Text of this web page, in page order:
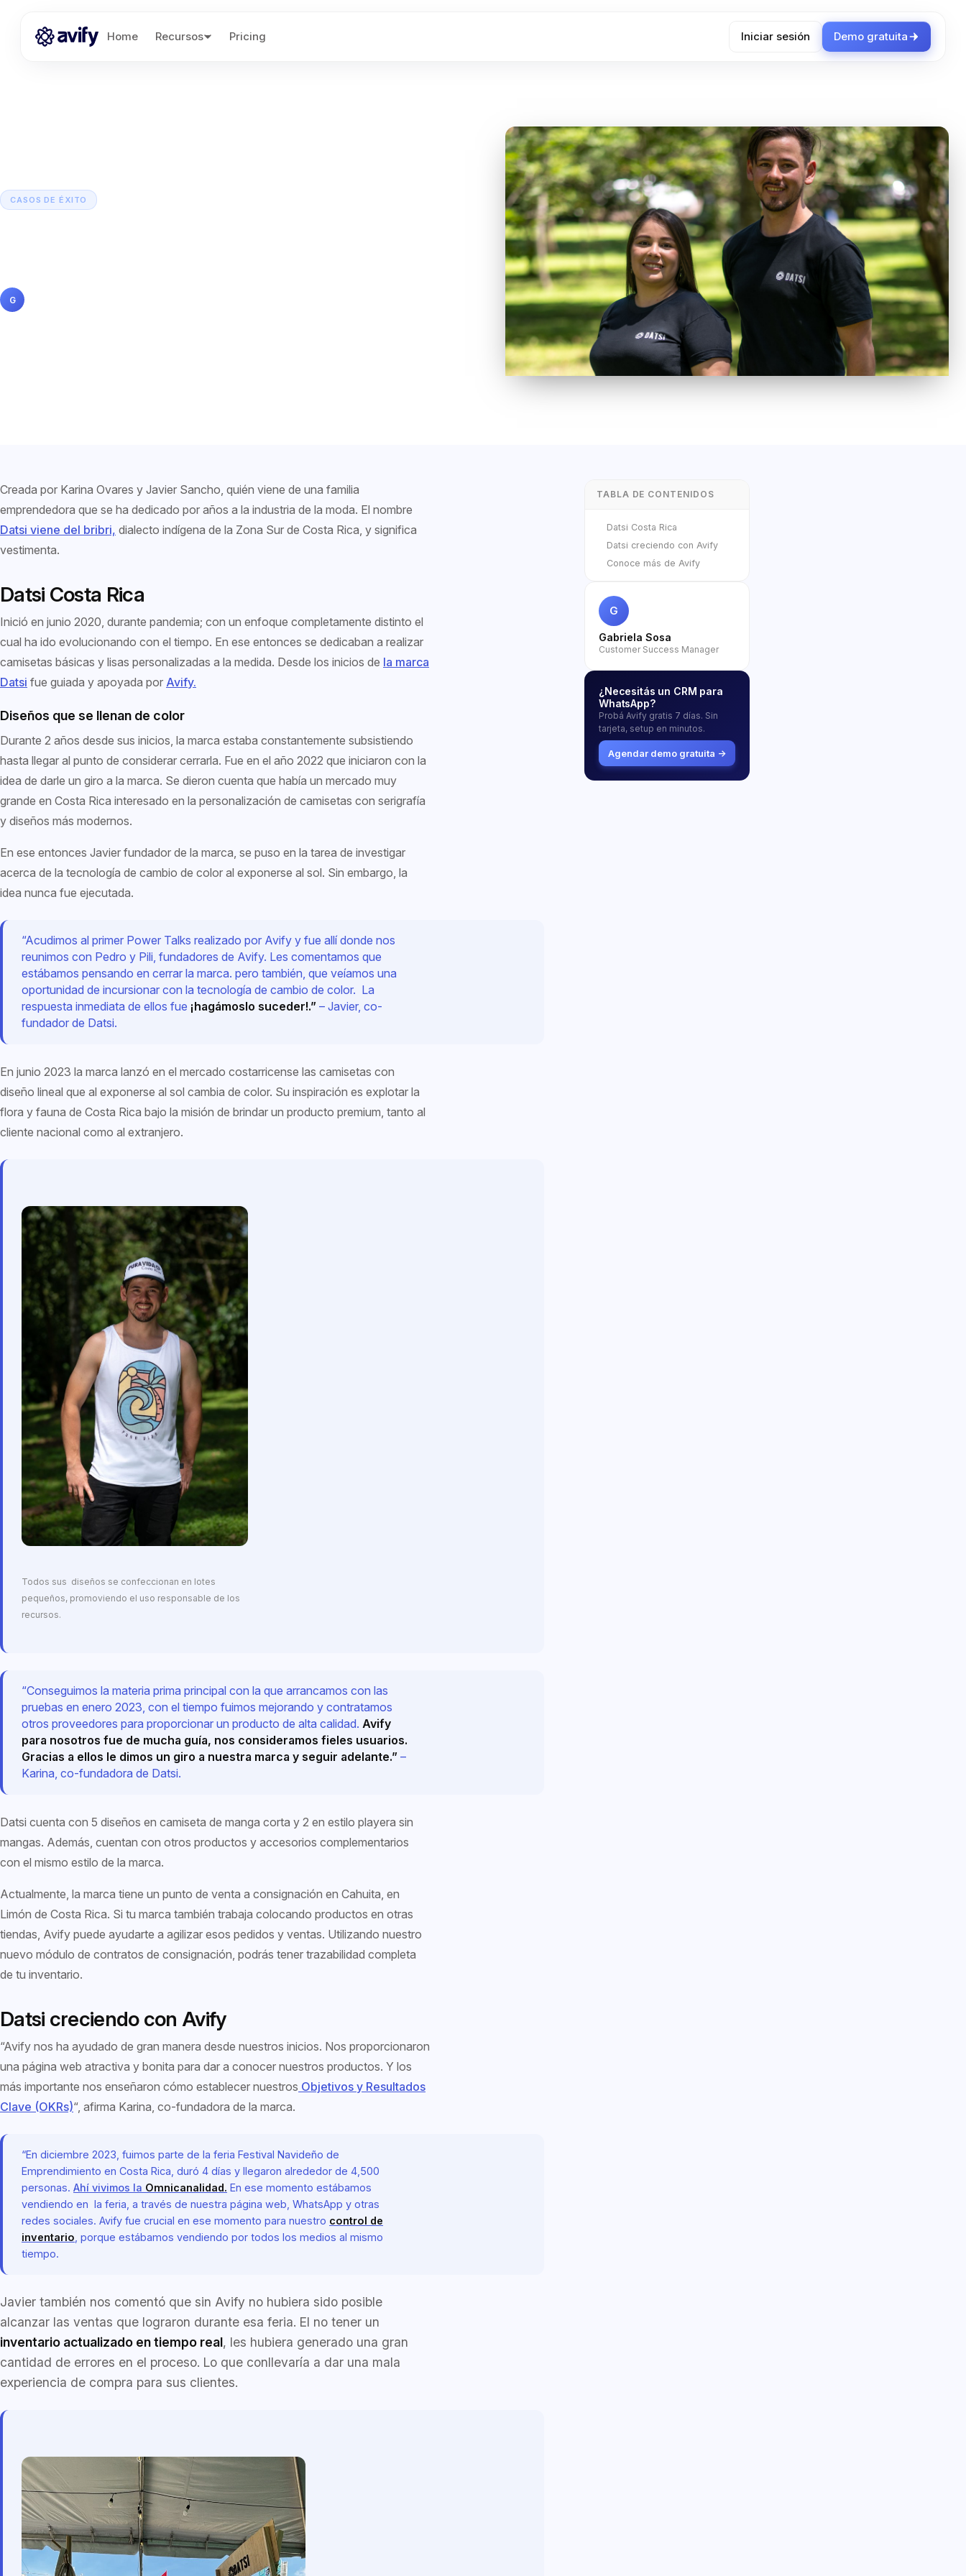
Home Recursos Pricing Iniciar sesión Demo gratuita
CASOS DE ÉXITO
G
Creada por Karina Ovares y Javier Sancho, quién viene de una familia
emprendedora que se ha dedicado por años a la industria de la moda. El nombre
Datsi viene del bribri, dialecto indígena de la Zona Sur de Costa Rica, y significa
vestimenta.
Datsi Costa Rica
Inició en junio 2020, durante pandemia; con un enfoque completamente distinto el
cual ha ido evolucionando con el tiempo. En ese entonces se dedicaban a realizar
camisetas básicas y lisas personalizadas a la medida. Desde los inicios de la marca
Datsi fue guiada y apoyada por Avify.
Diseños que se llenan de color
Durante 2 años desde sus inicios, la marca estaba constantemente subsistiendo
hasta llegar al punto de considerar cerrarla. Fue en el año 2022 que iniciaron con la
idea de darle un giro a la marca. Se dieron cuenta que había un mercado muy
grande en Costa Rica interesado en la personalización de camisetas con serigrafía
y diseños más modernos.
En ese entonces Javier fundador de la marca, se puso en la tarea de investigar
acerca de la tecnología de cambio de color al exponerse al sol. Sin embargo, la
idea nunca fue ejecutada.
“Acudimos al primer Power Talks realizado por Avify y fue allí donde nos
reunimos con Pedro y Pili, fundadores de Avify. Les comentamos que
estábamos pensando en cerrar la marca. pero también, que veíamos una
oportunidad de incursionar con la tecnología de cambio de color. La
respuesta inmediata de ellos fue ¡hagámoslo suceder!.” – Javier, co-
fundador de Datsi.
En junio 2023 la marca lanzó en el mercado costarricense las camisetas con
diseño lineal que al exponerse al sol cambia de color. Su inspiración es explotar la
flora y fauna de Costa Rica bajo la misión de brindar un producto premium, tanto al
cliente nacional como al extranjero.
Todos sus diseños se confeccionan en lotes
pequeños, promoviendo el uso responsable de los
recursos.
“Conseguimos la materia prima principal con la que arrancamos con las
pruebas en enero 2023, con el tiempo fuimos mejorando y contratamos
otros proveedores para proporcionar un producto de alta calidad. Avify
para nosotros fue de mucha guía, nos consideramos fieles usuarios.
Gracias a ellos le dimos un giro a nuestra marca y seguir adelante.” –
Karina, co-fundadora de Datsi.
Datsi cuenta con 5 diseños en camiseta de manga corta y 2 en estilo playera sin
mangas. Además, cuentan con otros productos y accesorios complementarios
con el mismo estilo de la marca.
Actualmente, la marca tiene un punto de venta a consignación en Cahuita, en
Limón de Costa Rica. Si tu marca también trabaja colocando productos en otras
tiendas, Avify puede ayudarte a agilizar esos pedidos y ventas. Utilizando nuestro
nuevo módulo de contratos de consignación, podrás tener trazabilidad completa
de tu inventario.
Datsi creciendo con Avify
“Avify nos ha ayudado de gran manera desde nuestros inicios. Nos proporcionaron
una página web atractiva y bonita para dar a conocer nuestros productos. Y los
más importante nos enseñaron cómo establecer nuestros Objetivos y Resultados
Clave (OKRs)“, afirma Karina, co-fundadora de la marca.
“En diciembre 2023, fuimos parte de la feria Festival Navideño de
Emprendimiento en Costa Rica, duró 4 días y llegaron alrededor de 4,500
personas. Ahí vivimos la Omnicanalidad. En ese momento estábamos
vendiendo en la feria, a través de nuestra página web, WhatsApp y otras
redes sociales. Avify fue crucial en ese momento para nuestro control de
inventario, porque estábamos vendiendo por todos los medios al mismo
tiempo.
Javier también nos comentó que sin Avify no hubiera sido posible
alcanzar las ventas que lograron durante esa feria. El no tener un
inventario actualizado en tiempo real, les hubiera generado una gran
cantidad de errores en el proceso. Lo que conllevaría a dar una mala
experiencia de compra para sus clientes.
TABLA DE CONTENIDOS
Datsi Costa Rica
Datsi creciendo con Avify
Conoce más de Avify
G
Gabriela Sosa
Customer Success Manager
¿Necesitás un CRM para
WhatsApp?
Probá Avify gratis 7 días. Sin
tarjeta, setup en minutos.
Agendar demo gratuita →